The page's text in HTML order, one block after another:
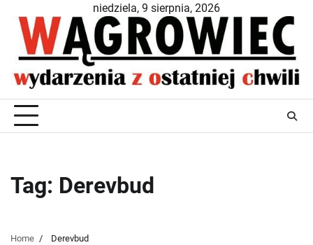
content
niedziela, 9 sierpnia, 2026
Tag: Derevbud
Home Derevbud